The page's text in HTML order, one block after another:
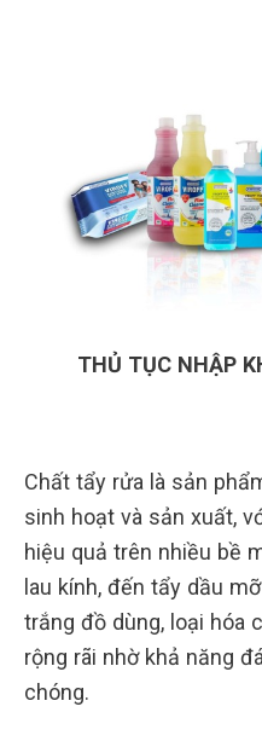
THỦ TỤC NHẬP
Chất tẩy rửa là sản
sinh hoạt và sản xuất,
hiệu quả trên nhiều bề
lau kính, đến tẩy dầu
trắng đồ dùng, loại hóa
rộng rãi nhờ khả năng
chóng.